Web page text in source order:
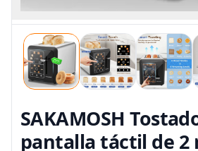
SAKAMOSH
pantalla táctil de 2